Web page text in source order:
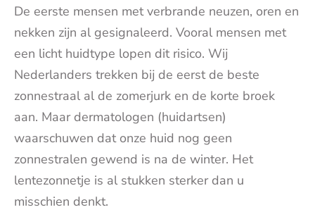
De eerste mensen met verbrande neuzen, oren en
nekken zijn al gesignaleerd. Vooral mensen met
een licht huidtype lopen dit risico. Wij
Nederlanders trekken bij de eerst de beste
zonnestraal al de zomerjurk en de korte broek
aan. Maar dermatologen (huidartsen)
waarschuwen dat onze huid nog geen
zonnestralen gewend is na de winter. Het
lentezonnetje is al stukken sterker dan u
misschien denkt.